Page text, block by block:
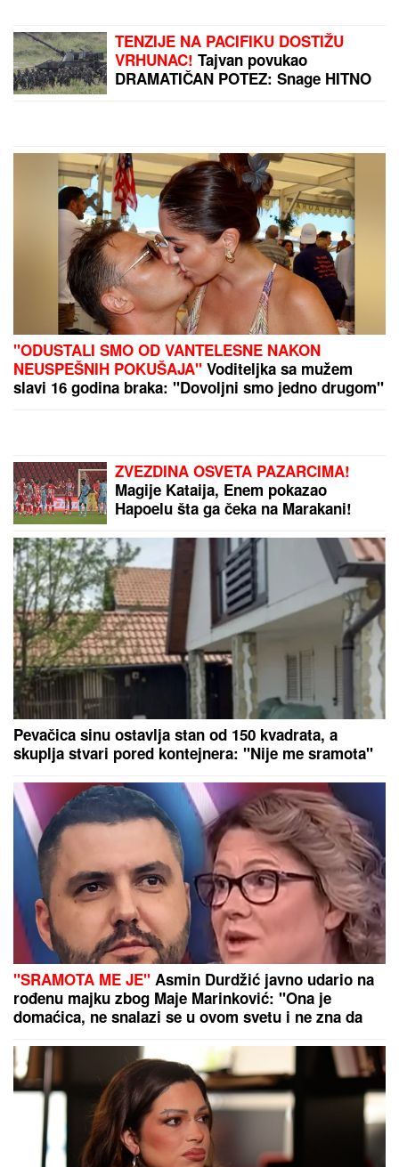
KRVAVA ČITULJA POKRENULA
PAKAO U BALKANSKOM GRADU?!
Opsadno stanje na ulicama, MECI
LETE NA SVE STRANE: Drama
počela ubistvom na sastanku zbog
duga Zviceru, onda je usledio HAOS
(FOTO)
"HTEO JE DA NAS PRIJAVI CENTRU
ZA SOCIJALNI RAD" Verica
Rakočević na početku karijere prošla
kroz pakao, ove reč i danas joj
odzvanjaju u ušima: "Oduzeće vam
decu"
"Ocu ne mogu da oprostim, i danas osećam njegov
kaiš, a REČI MOJE MAJKE SVE GOVORE": Anica
Milenković za podkast "Životna priča" o bolnom
odrastanju